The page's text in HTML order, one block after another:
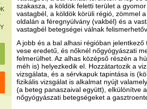
szakasza, a köldök feletti terület a
vastagbél, a köldök körüli régió, zömmel
oldalán a féregnyúlvány (vakbél) és a
vastagbél betegségei válnak
A jobb és a bal alhasi régióban
vese eredetű, és nőknél nőgyógyászati
felmerülhet. Az alhas középső részén a
méh is) helyezkedik el. Hozzátartozik a
vizsgálata, és a sérvkapuk tapintása is
fizikális vizsgálat is alkalmat nyújt
(a beteg panaszaival együtt), elkülönítve
nőgyógyászati betegségeket a